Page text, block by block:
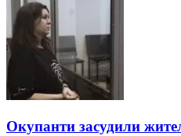
Окупанти засудили